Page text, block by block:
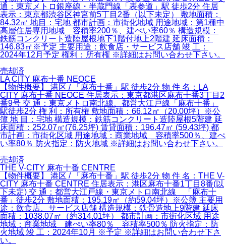
通：東京メトロ銀座線・半蔵門線「表参道」駅 徒歩2分 住居
表示：東京都渋谷区神宮前5丁目2番（以下未定） 敷地面積：
84.32㎡ 地目：宅地 都市計画：市街化地域 用途地域：第1種中
高層住居専用地域 容積率200％、建ぺい率60％ 構造規模：
鉄筋コンクリート造陸屋根地下1階付地上2階建 延床面積：
146.83㎡※予定 主要用途：飲食店・サービス店舗 竣 工：
2024年12月予定 権利：所有権 ※詳細はお問い合わせ下さい。
売却済
LA CITY 麻布十番 NEOCE
【物件概要】 港区 / 「麻布十番」駅 徒歩2分 物 件 名：LA
CITY 麻布十番 NEOCE 住居表示：東京都港区麻布十番3丁目2
番9号 交 通：東京メトロ南北線、都営大江戸線「麻布十番」
駅徒歩2分 権 利：所有権 敷地面積：66.12㎡（20.00坪）※公
簿 地 目：宅地 構造規模：鉄筋コンクリート造陸屋根5階建 延
床面積：252.07㎡(76.25坪) 賃貸面積：196.47㎡ (59.43坪) 都
市計画：市街化区域 用途地域：商業地域 容積率500％、建ぺ
い率80％ 防火指定：防火地域 ※詳細はお問い合わせ下さい。
売却済
THE V-CITY 麻布十番 CENTRE
【物件概要】 港区 / 「麻布十番」駅 徒歩2分 物 件 名：THE V-
CITY 麻布十番 CENTRE 住居表示：港区麻布十番1丁目8番(以
下未定) 交 通：都営大江戸線・東京メトロ南北線 「麻布十
番」徒歩2分 敷地面積：195.19㎡（約59.04坪）※公簿 主要用
途：飲食店、サービス店舗 構造規模：鉄骨造地上9階建 延床
面積：1038.07㎡（約314.01坪） 都市計画：市街化区域 用途
地域：商業地域 建ぺい率80％ 容積率500％ 防火指定：防
火地域 竣 工：2024年10月 ※予定 ※詳細はお問い合わせ下さ
い。